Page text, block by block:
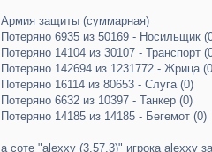
Армия защиты (суммарная)
Потеряно 6935 из 50169 - Носильщик
Потеряно 14104 из 30107 - Транспорт
Потеряно 142694 из 1231772 - Жрица
Потеряно 16114 из 80653 - Слуга (0)
Потеряно 6632 из 10397 - Танкер (0)
Потеряно 14185 из 14185 - Бегемот (0)
а соте "alexxy (3.57.3)" игрока alexxy